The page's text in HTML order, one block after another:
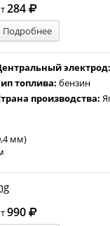
284
Подробнее
электрод:
топлива: бензин
производства:
мм)
990